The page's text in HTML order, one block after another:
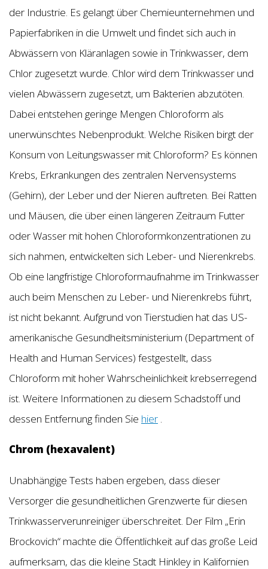
der Industrie. Es gelangt über Chemieunternehmen und
Papierfabriken in die Umwelt und findet sich auch in
Abwässern von Kläranlagen sowie in Trinkwasser, dem
Chlor zugesetzt wurde. Chlor wird dem Trinkwasser und
vielen Abwässern zugesetzt, um Bakterien abzutöten.
Dabei entstehen geringe Mengen Chloroform als
unerwünschtes Nebenprodukt. Welche Risiken birgt der
Konsum von Leitungswasser mit Chloroform? Es können
Krebs, Erkrankungen des zentralen Nervensystems
(Gehirn), der Leber und der Nieren auftreten. Bei Ratten
und Mäusen, die über einen längeren Zeitraum Futter
oder Wasser mit hohen Chloroformkonzentrationen zu
sich nahmen, entwickelten sich Leber- und Nierenkrebs.
Ob eine langfristige Chloroformaufnahme im Trinkwasser
auch beim Menschen zu Leber- und Nierenkrebs führt,
ist nicht bekannt. Aufgrund von Tierstudien hat das US-
amerikanische Gesundheitsministerium (Department of
Health and Human Services) festgestellt, dass
Chloroform mit hoher Wahrscheinlichkeit krebserregend
ist. Weitere Informationen zu diesem Schadstoff und
dessen Entfernung finden Sie hier .
Chrom (hexavalent)
Unabhängige Tests haben ergeben, dass dieser
Versorger die gesundheitlichen Grenzwerte für diesen
Trinkwasserverunreiniger überschreitet. Der Film „Erin
Brockovich“ machte die Öffentlichkeit auf das große Leid
aufmerksam, das die kleine Stadt Hinkley in Kalifornien